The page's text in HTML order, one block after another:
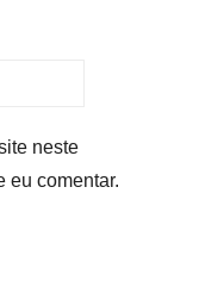
neste
eu comentar.